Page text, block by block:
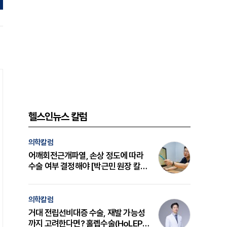
헬스인뉴스 칼럼
의학칼럼
어깨회전근개파열, 손상 정도에 따라
수술 여부 결정해야 [박근민 원장 칼
의학칼럼
거대 전립선비대증 수술, 재발 가능성
까지 고려한다면? 홀렙수술(HoLEP)